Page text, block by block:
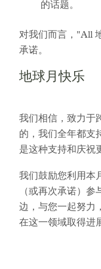
的话题。
对我们而言，"All
承诺。
地球月快乐
我们相信，致力于
的，我们全年都支
是这种支持和庆祝
我们鼓励您利用本
（或再次承诺）
边，与您一起努力
在这一领域取得进